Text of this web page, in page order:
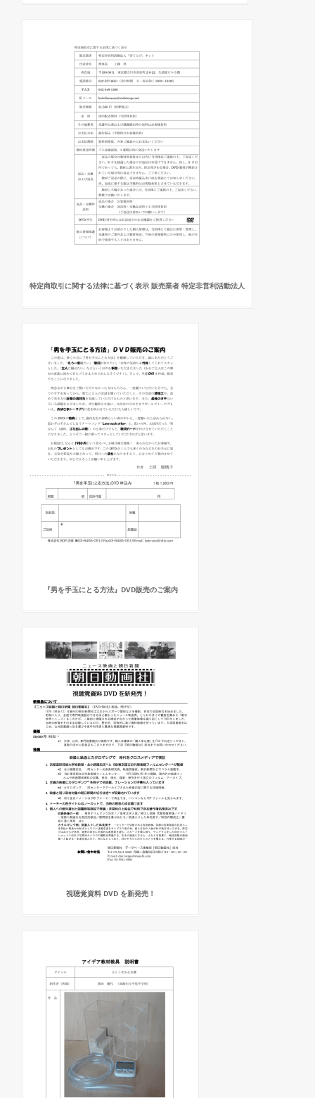
特定商取引に関する法律に基づく表示 販売業者 特定非営利活動法人
『男を手玉にとる方法』DVD販売のご案内
視聴覚資料 DVD を新発売！